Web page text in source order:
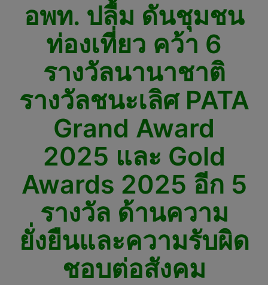
อพท. ปลื้ม ดันชุมชน
ท่องเที่ยว คว้า 6
รางวัลนานาชาติ
รางวัลชนะเลิศ PATA
Grand Award
2025 และ Gold
Awards 2025 อีก 5
รางวัล ด้านความ
ยั่งยืนและความรับผิด
ชอบต่อสังคม